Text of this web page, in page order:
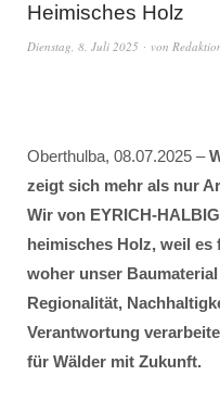
Heimisches Holz
Dienstag, 8. Juli 2025 von
Oberthulba, 08.07.2025 –
zeigt sich mehr als nur
Wir von EYRICH-
heimisches Holz, weil
woher unser
Regionalität,
Verantwortung
für Wälder mit Zukunft.